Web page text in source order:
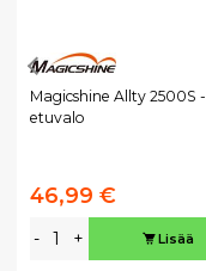
Magicshine Allty 2500S -
etuvalo
46,99 €
- + Lisää